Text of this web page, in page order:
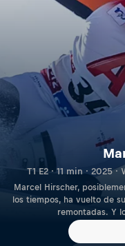
T1 E2 · 11 min · 2025
Marcel Hirscher,
los tiempos, ha vuelto de
remontadas. Y